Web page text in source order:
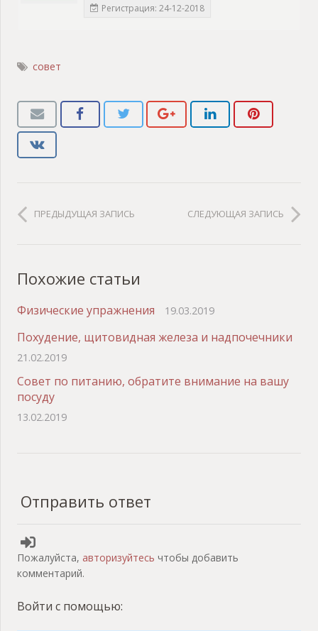
Регистрация: 24-12-2018
совет
ПРЕДЫДУЩАЯ ЗАПИСЬ СЛЕДУЮЩАЯ ЗАПИСЬ
Похожие статьи
Физические упражнения 19.03.2019
Похудение, щитовидная железа и надпочечники
21.02.2019
Совет по питанию, обратите внимание на вашу
посуду
13.02.2019
Отправить ответ
Пожалуйста, авторизуйтесь чтобы добавить
комментарий.
Войти с помощью: